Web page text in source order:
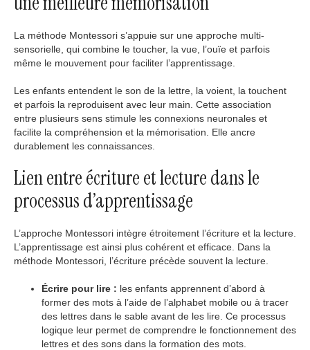
La méthode Montessori s’appuie sur une approche multi-
sensorielle, qui combine le toucher, la vue, l’ouïe et parfois
même le mouvement pour faciliter l’apprentissage.
Les enfants entendent le son de la lettre, la voient, la touchent
et parfois la reproduisent avec leur main. Cette association
entre plusieurs sens stimule les connexions neuronales et
facilite la compréhension et la mémorisation. Elle ancre
durablement les connaissances.
Lien entre écriture et lecture dans le
processus d’apprentissage
L’approche Montessori intègre étroitement l’écriture et la lecture.
L’apprentissage est ainsi plus cohérent et efficace. Dans la
méthode Montessori, l’écriture précède souvent la lecture.
Écrire pour lire : les enfants apprennent d’abord à
former des mots à l’aide de l’alphabet mobile ou à tracer
des lettres dans le sable avant de les lire. Ce processus
logique leur permet de comprendre le fonctionnement des
lettres et des sons dans la formation des mots.